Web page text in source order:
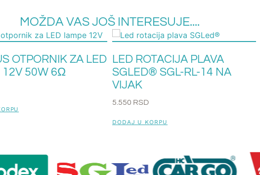
MOŽDA VAS JOŠ INTERESUJE....
OTPORNIK ZA LED
12V 50W 6Ω
LED ROTACIJA PLAVA
SGLED® SGL-RL-14 NA
VIJAK
5.550 RSD
DODAJ U KORPU